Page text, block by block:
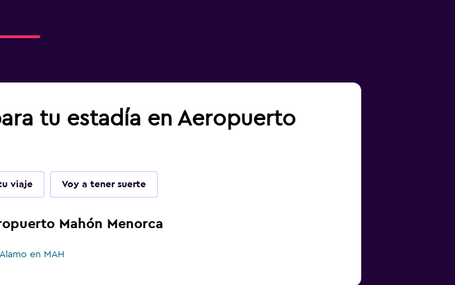
tu estadía en Aeropuerto
viaje Voy a tener suerte
Mahón Menorca
en MAH